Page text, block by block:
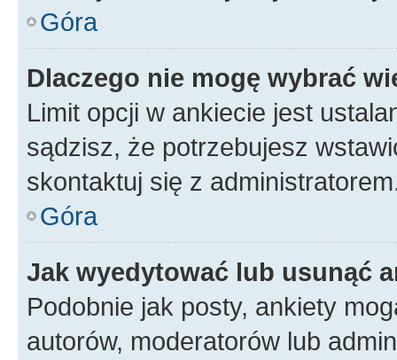
Góra
Dlaczego nie mogę wybrać
Limit opcji w ankiecie jest
sądzisz, że potrzebujesz
skontaktuj się z
Góra
Jak wyedytować lub usunąć
Podobnie jak posty, ankiety
autorów, moderatorów lub